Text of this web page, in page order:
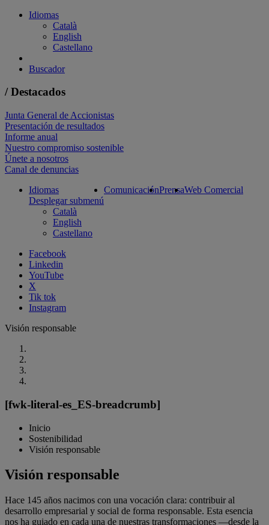
Idiomas
Català
English
Castellano
Buscador
/ Destacados
Junta General de Accionistas
Presentación de resultados
Informe anual
Nuestro compromiso sostenible
Únete a nosotros
Canal de denuncias
Idiomas
Desplegar submenú
Català
English
Castellano
ComunicaciónPrensaWeb Comercial
Facebook
Linkedin
YouTube
X
Tik tok
Instagram
Visión responsable
[fwk-literal-es_ES-breadcrumb]
Inicio
Sostenibilidad
Visión responsable
Visión responsable
Hace 145 años nacimos con una vocación clara: contribuir al
desarrollo empresarial y social de forma responsable. Esta esencia
nos ha guiado en cada una de nuestras transformaciones —desde la